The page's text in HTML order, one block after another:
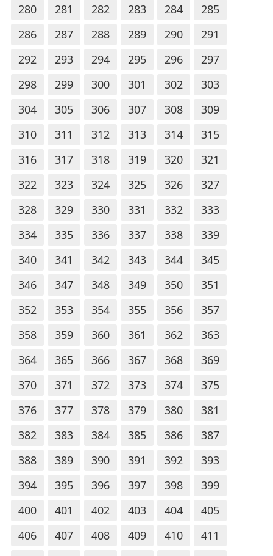
280
281 282 283 284
285
286
287 288 289 290
291
292
293 294 295 296
297
298
299 300 301 302
303
304
305 306 307 308
309
310
311 312 313 314
315
316
317 318 319 320
321
322
323 324 325 326
327
328
329 330 331 332
333
334
335 336 337 338
339
340
341 342 343 344
345
346
347 348 349 350
351
352
353 354 355 356
357
358
359 360 361 362
363
364
365 366 367 368
369
370
371 372 373 374
375
376
377 378 379 380
381
382
383 384 385 386
387
388
389 390 391 392
393
394
395 396 397 398
399
400
401 402 403 404
405
406
407 408 409 410
411